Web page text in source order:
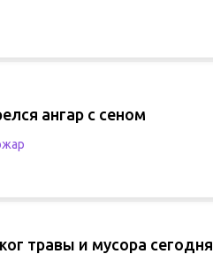
ангар с сеном
травы и мусора сегодня